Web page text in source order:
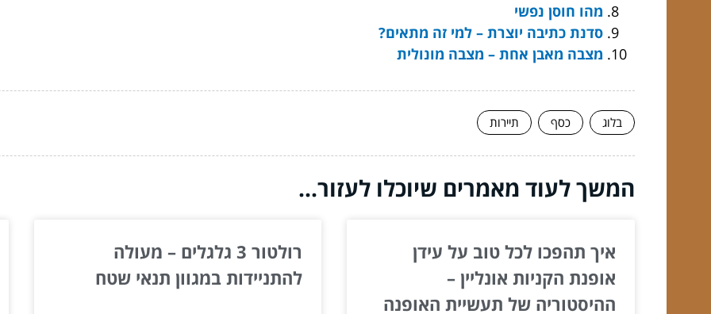
מהו חוסן נפשי
סדנת כתיבה יוצרת – למי זה מתאים?
מצבה מאבן אחת – מצבה מונולית
בלוג כסף תיירות
המשך לעוד מאמרים שיוכלו לעזור...
איך תהפכו לכל טוב על עידן
אופנת הקניות אונליין –
ההיסטוריה של תעשיית האופנה
רולטור 3 גלגלים – מעולה
להתניידות במגוון תנאי שטח